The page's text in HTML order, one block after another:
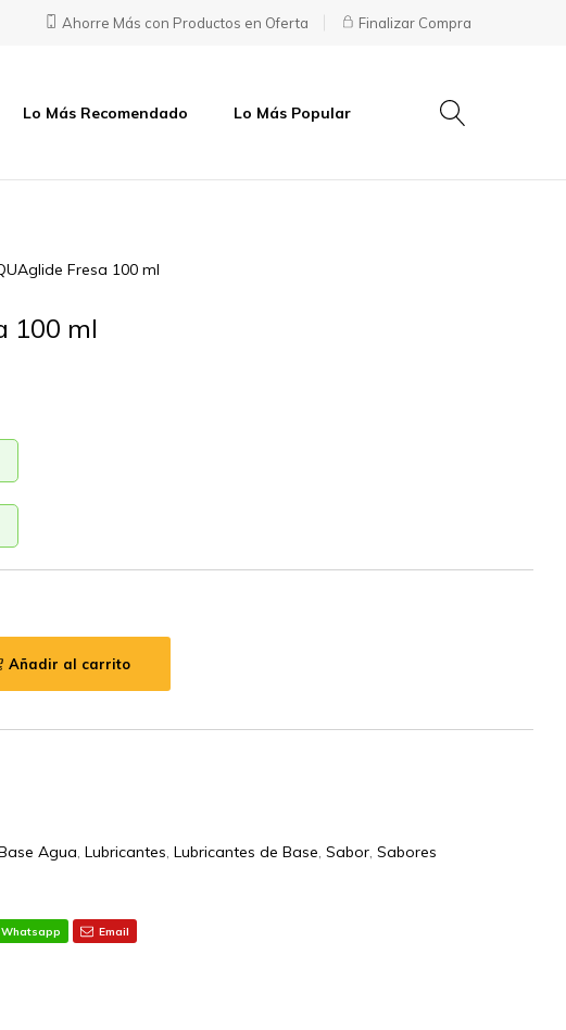
Ahorre Más con Productos en Oferta Finalizar Compra
Lo Más Recomendado Lo Más Popular
Fresa 100 ml
100 ml
Añadir al carrito
Agua,Lubricantes,Lubricantes de Base,Sabor,Sabores
Whatsapp Email